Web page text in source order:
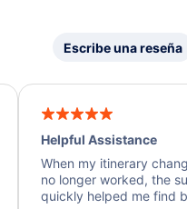
Escribe una reseña
Helpful Assistance
When my itinerary
no longer worked, the
quickly helped me find